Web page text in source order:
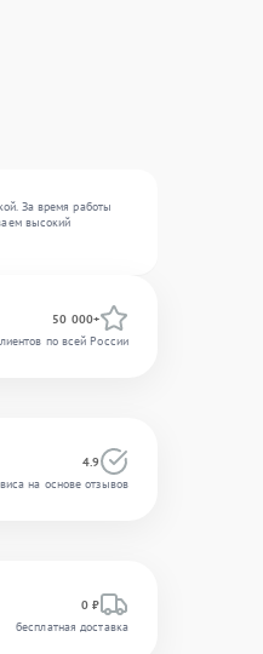
За время работы
высокий
50 000+
по всей России
4.9
на основе отзывов
0 ₽
бесплатная доставка